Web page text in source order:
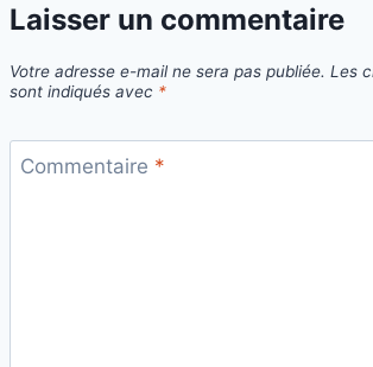
Laisser un commentaire
Votre adresse e-mail ne sera pas publiée. Les
sont indiqués avec *
Commentaire *